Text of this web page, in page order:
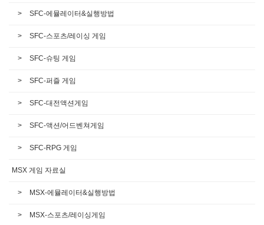
SFC-에뮬레이터&실행방법
SFC-스포츠/레이싱 게임
SFC-슈팅 게임
SFC-퍼즐 게임
SFC-대전액션게임
SFC-액션/어드벤쳐게임
SFC-RPG 게임
MSX 게임 자료실
MSX-에뮬레이터&실행방법
MSX-스포츠/레이싱게임